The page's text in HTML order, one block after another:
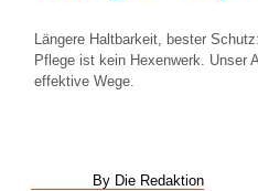
Längere Haltbarkeit, bester
Pflege ist kein Hexenwerk. Unser
effektive Wege.
By Die Redaktion